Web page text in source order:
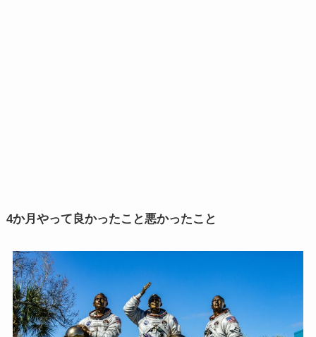
4か月やって良かったこと悪かったこと